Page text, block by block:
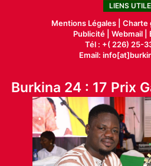
LIENS
Mentions Légales | Charte
Publicité| Webmail |
Tél : +( 226) 25-
Email:
Burkina 24 : 17 Prix